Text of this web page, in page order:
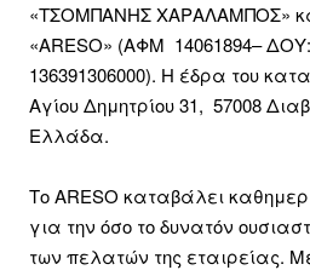
«ΤΣΟΜΠΑΝΗΣ ΧΑΡΑΛΑΜΠΟΣ» και
«ARESO» (ΑΦΜ 14061894–
136391306000). Η έδρα του
Αγίου Δημητρίου 31, 57008
Ελλάδα.
Το ARESO καταβάλει
για την όσο το δυνατόν
των πελατών της εταιρείας.